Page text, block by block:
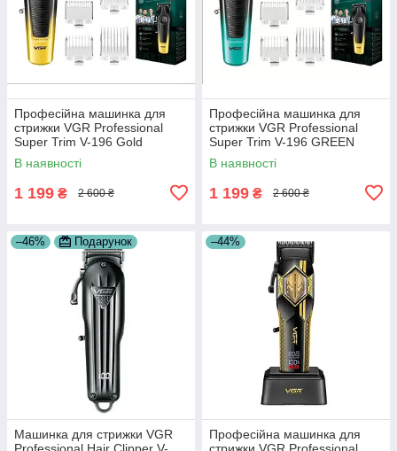
Професійна машинка для
стрижки VGR Professional
Super Trim V-196 Gold
В наявності
1 199 ₴ 2 600 ₴
Професійна машинка для
стрижки VGR Professional
Super Trim V-196 GREEN
В наявності
1 199 ₴ 2 600 ₴
–46% Подарунок
Машинка для стрижки VGR
–44%
Професійна машинка для